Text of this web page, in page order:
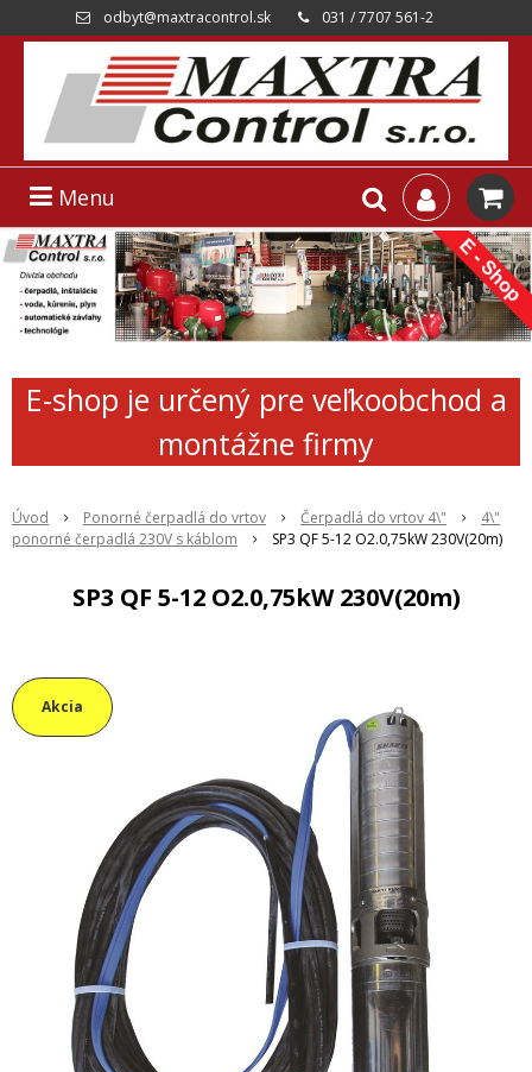
odbyt@maxtracontrol.sk 031 / 7707 561-2
Menu
E-shop je určený pre veľkoobchod a
montážne firmy
Úvod Ponorné čerpadlá do vrtov Čerpadlá do vrtov 4\"
4\"
ponorné čerpadlá 230V s káblom
SP3 QF 5-12 O2.0,75kW 230V(20m)
SP3 QF 5-12 O2.0,75kW 230V(20m)
Akcia